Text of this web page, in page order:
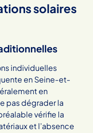
solaires
individuelles
en Seine-et-
en
pas dégrader la
vérifie la
et l’absence